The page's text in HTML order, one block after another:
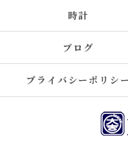
時計
ブログ
プライバシーポリシー